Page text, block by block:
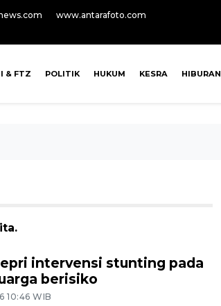
www.antarafoto.com
& FTZ POLITIK HUKUM KESRA HIBURAN
intervensi stunting pada
berisiko
10:46 WIB